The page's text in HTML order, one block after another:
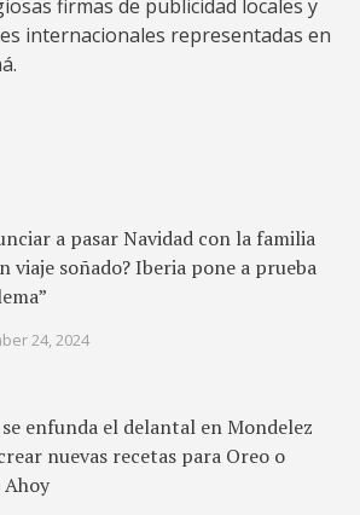
firmas de publicidad locales y
internacionales representadas en
a pasar Navidad con la familia
viaje soñado? Iberia pone a prueba
24, 2024
enfunda el delantal en Mondelez
nuevas recetas para Oreo o
Ahoy